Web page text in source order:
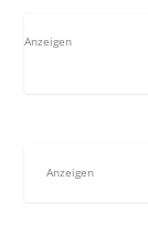
Anzeigen
Anzeigen